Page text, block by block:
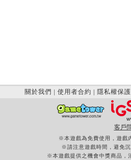
關於我們 | 使用者合約 | 隱私權保護
客戶
※本遊戲為免費使用，遊戲
※請注意遊戲時間，避免
※本遊戲提供之機會中獎商品，